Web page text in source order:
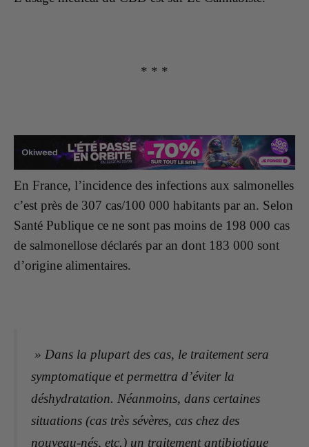
* * *
En France, l’incidence des infections aux salmonelles
c’est près de 307 cas/100 000 habitants par an. Selon
Santé Publique ce ne sont pas moins de 198 000 cas
de salmonellose déclarés par an dont 183 000 sont
d’origine alimentaires.
» Dans la plupart des cas, le traitement sera
symptomatique et permettra d’éviter la
déshydratation. Néanmoins, dans certaines
situations (cas très sévères, cas chez des
nouveau-nés, etc.) un traitement antibiotique